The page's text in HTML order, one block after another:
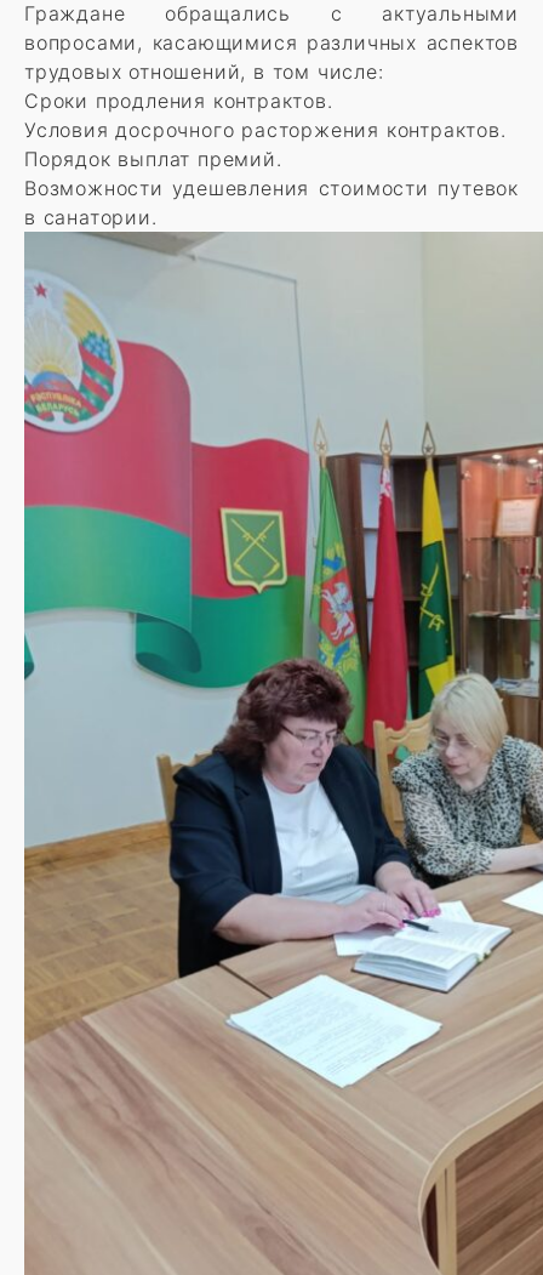
Граждане обращались с актуальными
вопросами, касающимися различных аспектов
трудовых отношений, в том числе:
Сроки продления контрактов.
Условия досрочного расторжения контрактов.
Порядок выплат премий.
Возможности удешевления стоимости путевок
в санатории.